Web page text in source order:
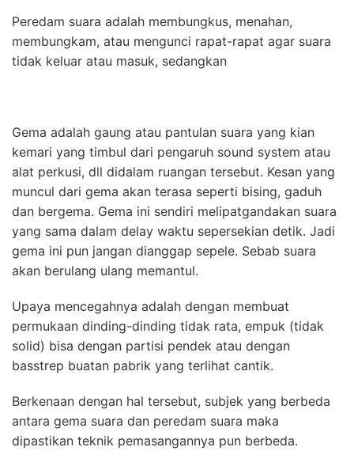
Peredam suara adalah membungkus, menahan,
membungkam, atau mengunci rapat-rapat agar suara
tidak keluar atau masuk, sedangkan
Gema adalah gaung atau pantulan suara yang kian
kemari yang timbul dari pengaruh sound system atau
alat perkusi, dll didalam ruangan tersebut. Kesan yang
muncul dari gema akan terasa seperti bising, gaduh
dan bergema. Gema ini sendiri melipatgandakan suara
yang sama dalam delay waktu sepersekian detik. Jadi
gema ini pun jangan dianggap sepele. Sebab suara
akan berulang ulang memantul.
Upaya mencegahnya adalah dengan membuat
permukaan dinding-dinding tidak rata, empuk (tidak
solid) bisa dengan partisi pendek atau dengan
basstrep buatan pabrik yang terlihat cantik.
Berkenaan dengan hal tersebut, subjek yang berbeda
antara gema suara dan peredam suara maka
dipastikan teknik pemasangannya pun berbeda.